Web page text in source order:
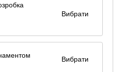
Вибрати
Вибрати